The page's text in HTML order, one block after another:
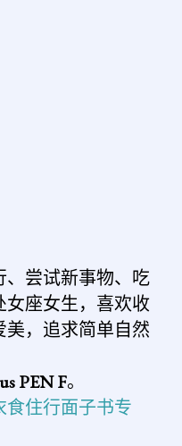
、尝试新事物、吃
座女生，喜欢收
，追求简单自然
PEN F。
食住行面子书专